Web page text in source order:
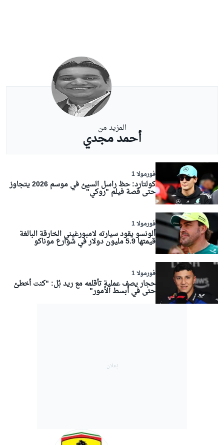
المزيد من
أحمد مجدي
فورمولا 1
كولتارد: حظ راسل السيئ في موسم 2026 يتجاوز
حتى قصة فيلم "روكي"
فورمولا 1
ألونسو يقود سيارته لامبورغيني الخارقة البالغة
قيمتها 5.9 مليون دولار في شوارع موناكو
فورمولا 1
حجار يصف عملية تأقلمه مع ريد بُل: "كنت أخطئ
حتى في أبسط الأمور"